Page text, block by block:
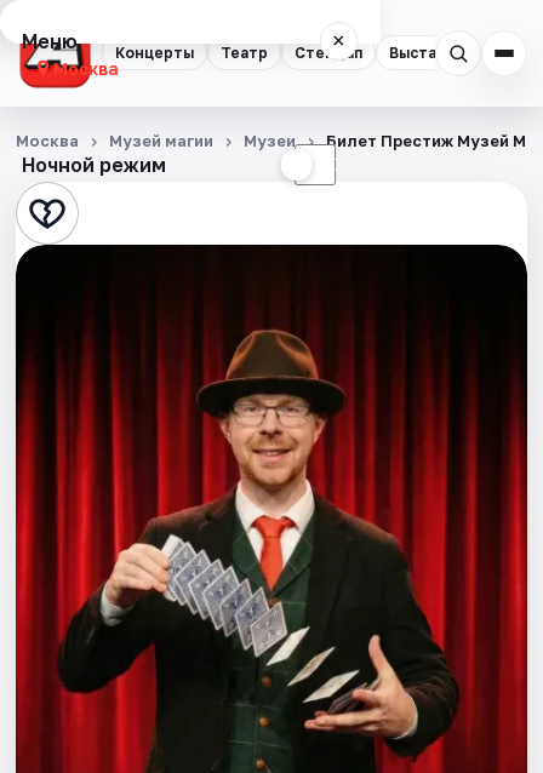
Концерты Театр Стендап Выставки
Меню ×
Москва
Концерты
Театр
Стендап
Города
Ночной режим ☾
Москва Музей магии Музеи Билет Престиж Музей